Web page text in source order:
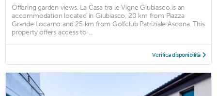
Offering garden views, La Casa tra le Vigne Giubiasco is an
accommodation located in Giubiasco, 20 km from Piazza
Grande Locarno and 25 km from Golfclub Patriziale Ascona. This
property offers access to ...
Verifica disponibilità